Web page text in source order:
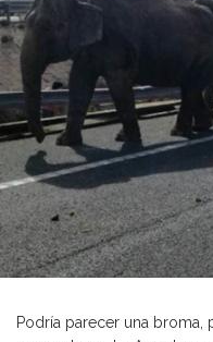
Podría parecer una broma,